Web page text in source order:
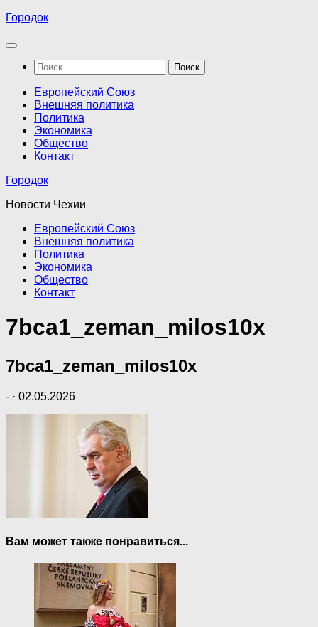
Перейти
содержимому
Городок
Найти:
Европейский Союз
Внешняя политика
Политика
Экономика
Общество
Контакт
Городок
Новости Чехии
Европейский Союз
Внешняя политика
Политика
Экономика
Общество
Контакт
7bca1_zeman_milos10x
7bca1_zeman_milos10x
- · 02.05.2026
Вам может также понравиться...